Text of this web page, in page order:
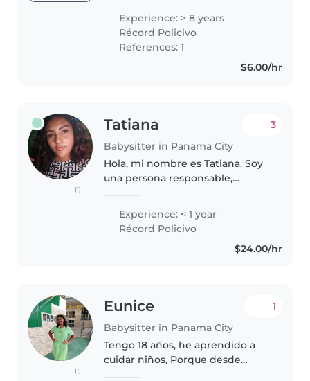
conocimientos en cuidado,
educación infantil, estimulación
temprana y desarrollo, estoy
Experience: > 8 years
Récord Policivo
References: 1
$6.00/hr
(1)
Tatiana
Babysitter in Panama City
3
Hola, mi nombre es Tatiana. Soy
una persona responsable,
interés en el cuidado de niños.
Me gusta crear un ambiente
seguro, divertido y educativo,
Experience: < 1 year
Récord Policivo
$24.00/hr
(1)
Eunice
Babysitter in Panama City
1
Tengo 18 años, he aprendido a
cuidar niños, Porque desde